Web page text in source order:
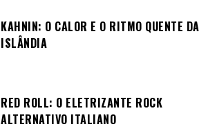
KAHNIN: O CALOR E O RITMO QUENTE DA
ISLÂNDIA
RED ROLL: O ELETRIZANTE ROCK
ALTERNATIVO ITALIANO